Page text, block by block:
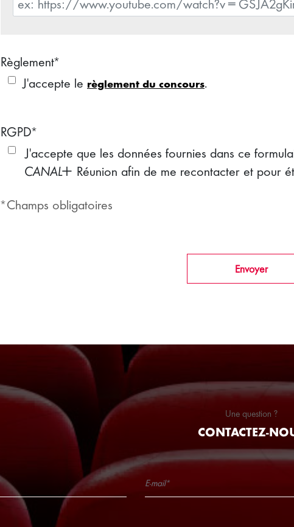
Règlement*
J'accepte le règlement du concours.
RGPD*
J'accepte que les données fournies dans ce
 Réunion afin de me recontacter et pour
*Champs obligatoires
Envoyer
Une question ?
CONTACTEZ-